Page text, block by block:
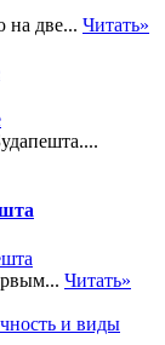
на две... Читать»
Читать»